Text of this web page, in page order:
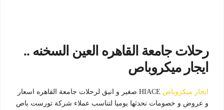
رحلات جامعة القاهره العين السخنه ..
ايجار ميكروباص
ايجار ميكروباص
HIACE صغير و انيق لرحلات جامعة القاهره اسعار
و عروض و خصومات نحدثها يوميا لتناسب عملاء شركة تورست باص